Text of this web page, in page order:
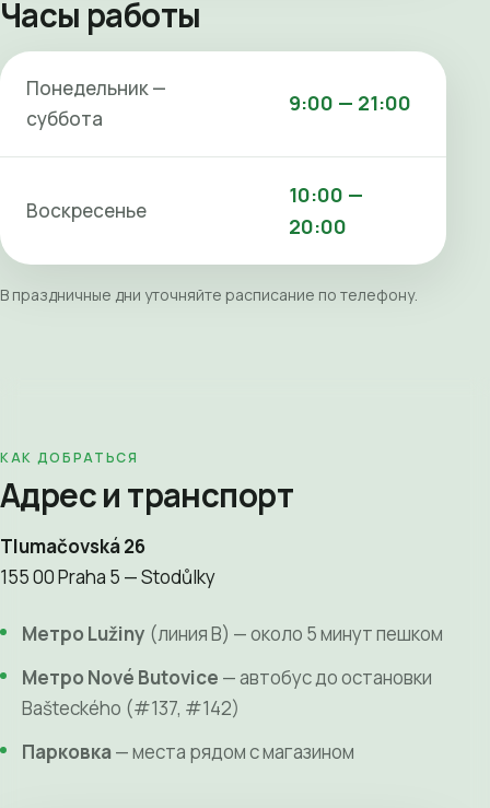
Часы работы
Понедельник —
суббота
9:00 — 21:00
Воскресенье
10:00 —
20:00
В праздничные дни уточняйте расписание по телефону.
КАК ДОБРАТЬСЯ
Адрес и транспорт
Tlumačovská 26
155 00 Praha 5 — Stodůlky
Метро Lužiny (линия B) — около 5 минут пешком
Метро Nové Butovice — автобус до остановки
Bašteckého (#137, #142)
Парковка — места рядом с магазином